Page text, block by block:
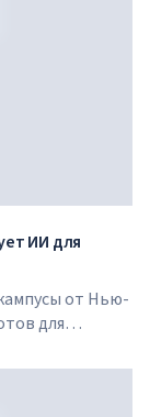
ИИ для
от Нью-
для
домашних